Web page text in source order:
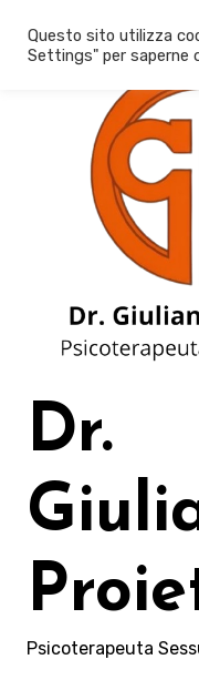
Dr.
Psicoterapeuta
Questo sito utilizza
Settings" per saperne